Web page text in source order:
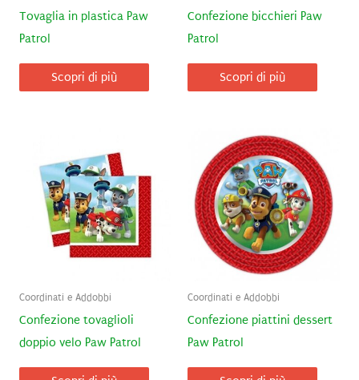
Tovaglia in plastica Paw
Patrol
Scopri di più
Confezione bicchieri Paw
Patrol
Scopri di più
Coordinati e Addobbi
Confezione tovaglioli
doppio velo Paw Patrol
Coordinati e Addobbi
Confezione piattini dessert
Paw Patrol